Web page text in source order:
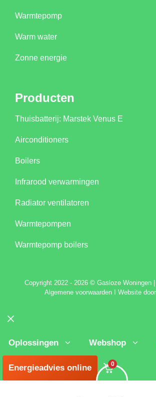
Warmtepomp
Warm water
Zonne energie
Producten
Thuisbatterij: Marstek Venus E
Airconditioners
Boilers
Infrarood verwarmingen
Radiator ventilatoren
Warmtepompen
Warmtepomp boilers
Copyright 2022 - 2026 © Gasloze Woningen
Algemene voorwaarden
Website
Oplossingen
Webshop
Energieadvies online 0